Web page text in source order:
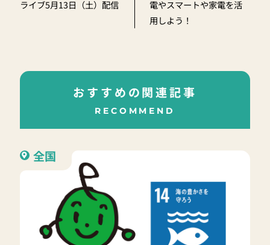
ライブ5月13日（土）配信
電やスマートや家電を活
用しよう！
おすすめの関連記事
RECOMMEND
全国